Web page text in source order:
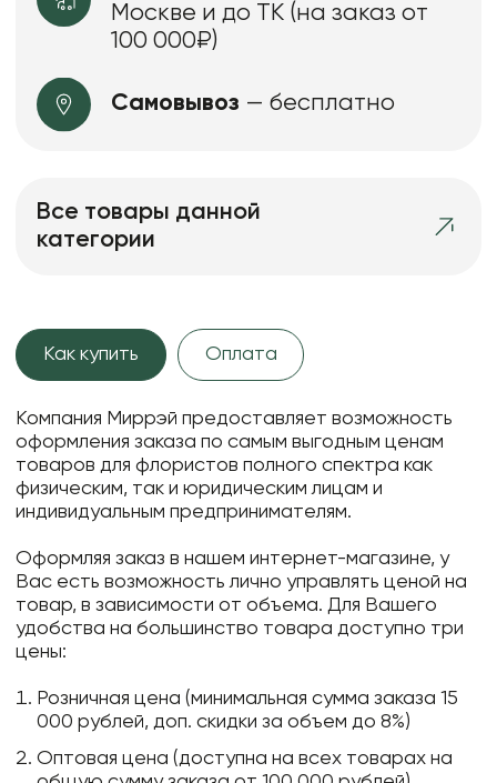
Москве и до ТК (на заказ от
100 000₽)
Самовывоз — бесплатно
Все товары данной
категории
Как купить Оплата
Компания Миррэй предоставляет возможность
оформления заказа по самым выгодным ценам
товаров для флористов полного спектра как
физическим, так и юридическим лицам и
индивидуальным предпринимателям.
Оформляя заказ в нашем интернет-магазине, у
Вас есть возможность лично управлять ценой на
товар, в зависимости от объема. Для Вашего
удобства на большинство товара доступно три
цены:
Розничная цена (минимальная сумма заказа 15
000 рублей, доп. скидки за объем до 8%)
Оптовая цена (доступна на всех товарах на